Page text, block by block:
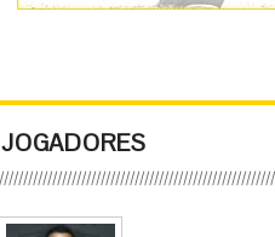
JOGADORES